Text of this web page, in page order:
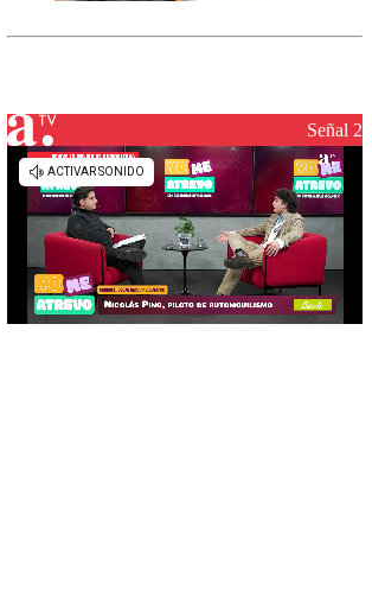
el fin de la
reconstrucciónSeñal 2